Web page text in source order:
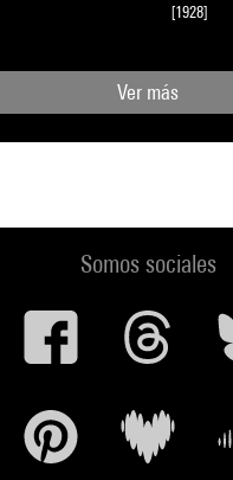
[1928]
Ver más
Somos sociales